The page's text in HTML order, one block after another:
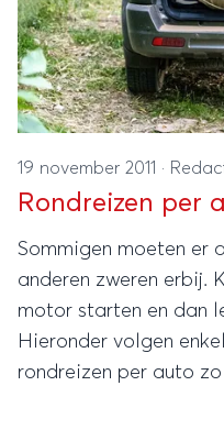
19 november 2011 ·
Rondreizen per
Sommigen moeten er
anderen zweren erbij.
motor starten en dan
Hieronder volgen
rondreizen per auto